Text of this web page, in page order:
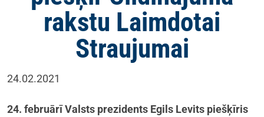
rakstu Laimdotai
Straujumai
24.02.2021
24. februārī Valsts prezidents Egils Levits piešķīris